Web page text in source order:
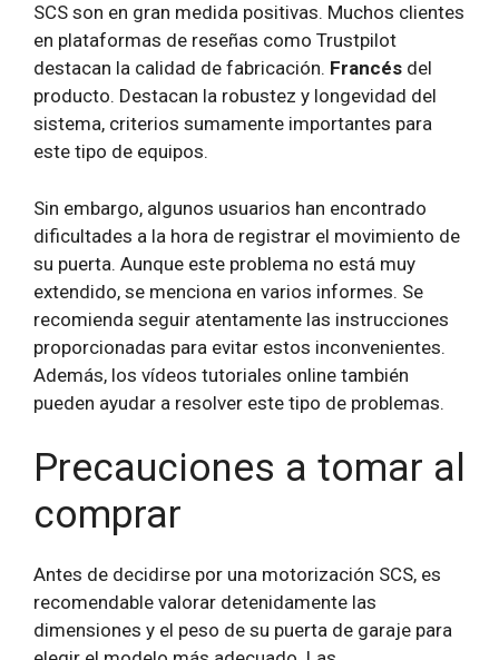
SCS son en gran medida positivas. Muchos clientes
en plataformas de reseñas como Trustpilot
destacan la calidad de fabricación. Francés del
producto. Destacan la robustez y longevidad del
sistema, criterios sumamente importantes para
este tipo de equipos.
Sin embargo, algunos usuarios han encontrado
dificultades a la hora de registrar el movimiento de
su puerta. Aunque este problema no está muy
extendido, se menciona en varios informes. Se
recomienda seguir atentamente las instrucciones
proporcionadas para evitar estos inconvenientes.
Además, los vídeos tutoriales online también
pueden ayudar a resolver este tipo de problemas.
Precauciones a tomar al
comprar
Antes de decidirse por una motorización SCS, es
recomendable valorar detenidamente las
dimensiones y el peso de su puerta de garaje para